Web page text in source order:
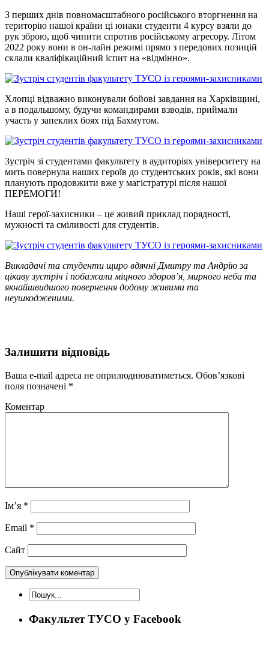
З перших днів повномасштабного російського вторгнення на
територію нашої країни ці юнаки студенти 4 курсу взяли до
рук зброю, щоб чинити спротив російському агресору. Літом
2022 року вони в он-лайн режимі прямо з передових позицій
склали кваліфікаційний іспит на «відмінно».
Хлопці відважно виконували бойові завдання на Харківщині,
а в подальшому, будучи командирами взводів, приймали
участь у запеклих боях під Бахмутом.
Зустріч зі студентами факультету в аудиторіях університету на
мить повернула наших героїв до студентських років, які вони
планують продовжити вже у магістратурі після нашої
ПЕРЕМОГИ!
Наші герої-захисники – це живий приклад порядності,
мужності та сміливості для студентів.
Викладачі та студенти щиро вдячні Дмитру та Андрію за
цікаву зустріч і побажали міцного здоров’я, мирного неба та
якнайшвидшого повернення додому живими та
неушкодженими.
Залишити відповідь
Ваша e-mail адреса не оприлюднюватиметься. Обов’язкові
поля позначені *
Коментар
Ім’я *
Email *
Сайт
Факультет ТУСО у Facebook